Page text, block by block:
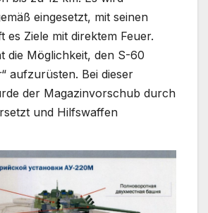
eingesetzt, mit seinen
es Ziele mit direktem Feuer.
die Möglichkeit, den S-60
aufzurüsten. Bei dieser
der Magazinvorschub durch
und Hilfswaffen